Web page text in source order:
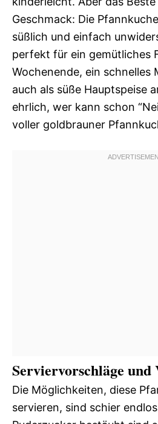
Geschmack: Die
süßlich und einfach
perfekt für ein gemütliches
Wochenende, ein schnelles
auch als süße Hauptspeise
ehrlich, wer kann schon
voller goldbrauner
Serviervorschläge
Die Möglichkeiten, diese
servieren, sind schier